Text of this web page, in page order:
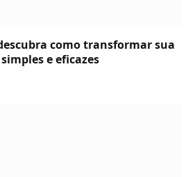
como transformar sua
e eficazes